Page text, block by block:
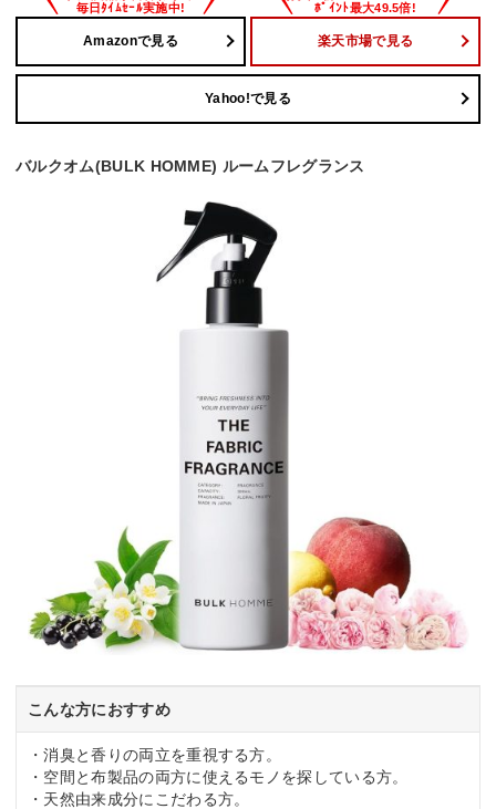
Amazonで見る 楽天市場で見る
Yahoo!で見る
バルクオム(BULK HOMME) ルームフレグランス
こんな方におすすめ
・消臭と香りの両立を重視する方。
・空間と布製品の両方に使えるモノを探している方。
・天然由来成分にこだわる方。